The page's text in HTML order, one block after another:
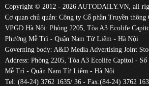
Copyright © 2012 - 2026 AUTODAILY.VN, all
Cơ quan chủ quản: Công ty Cổ phần Truyền thông
VPGD Hà Nội: Phòng 2205, Tòa A3 Ecolife
Phường Mễ Trì - Quận Nam Từ Liêm - Hà Nội
Governing body: A&D Media Advertising Joint
Address: Phòng 2205, Tòa A3 Ecolife Capitol -
Mễ Trì - Quận Nam Từ Liêm - Hà Nội
Tel: (84-24) 3762 1635/ 36 - Fax:(84-24) 3762